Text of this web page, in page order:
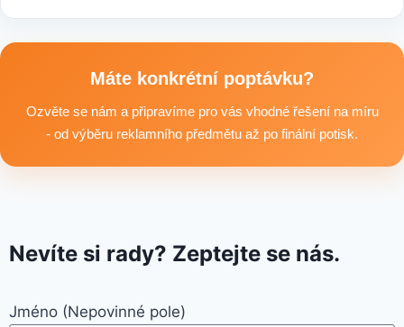
textilní produkty vhodné pro branding, promo akce i firemní
Máte konkrétní poptávku?
Ozvěte se nám a připravíme pro vás vhodné řešení na míru
- od výběru reklamního předmětu až po finální potisk.
Nevíte si rady? Zeptejte se nás.
Jméno (Nepovinné pole)